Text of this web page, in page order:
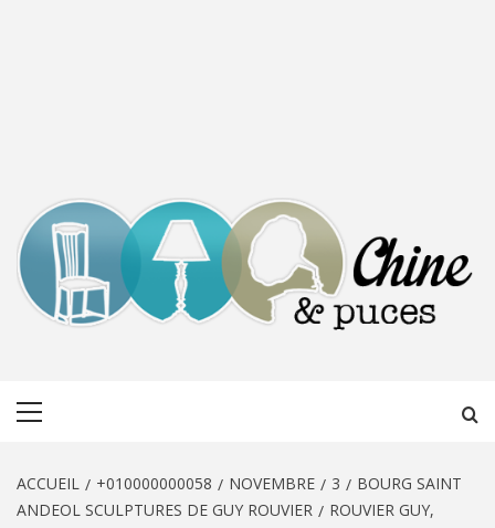
ACCUEIL +010000000058 NOVEMBRE 3
BOURG SAINT
ANDEOL SCULPTURES DE GUY ROUVIER
ROUVIER GUY,